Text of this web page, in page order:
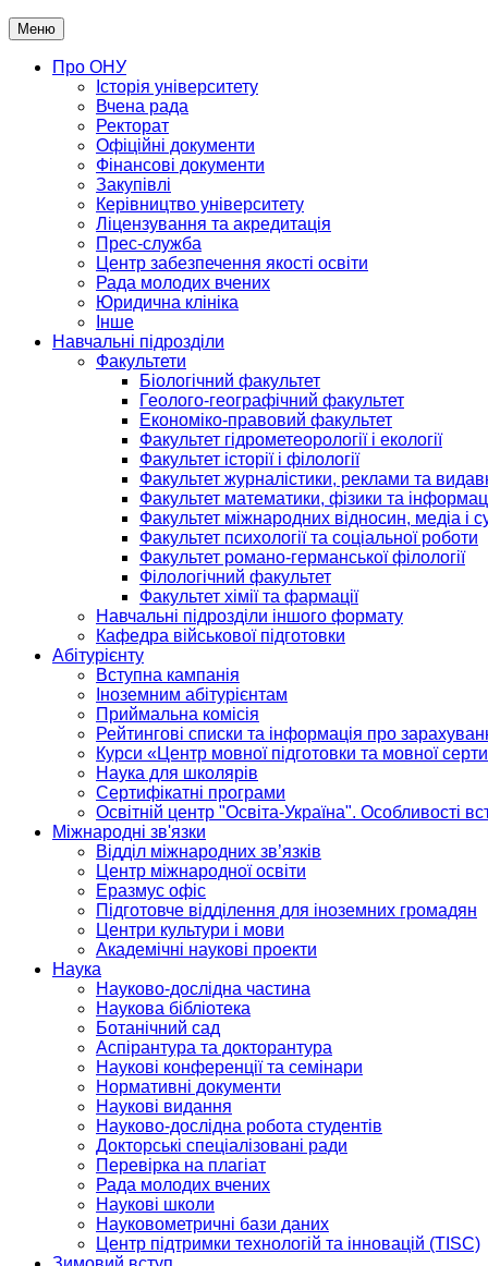
Меню
Про ОНУ
Історія університету
Вчена рада
Ректорат
Офіційні документи
Фінансові документи
Закупівлі
Керівництво університету
Ліцензування та акредитація
Прес-служба
Центр забезпечення якості освіти
Рада молодих вчених
Юридична клініка
Інше
Навчальні підрозділи
Факультети
Біологічний факультет
Геолого-географічний факультет
Економіко-правовий факультет
Факультет гідрометеорології і екології
Факультет історії і філології
Факультет журналістики, реклами та
Факультет математики, фізики та
Факультет міжнародних відносин, медіа і
Факультет психології та соціальної роботи
Факультет романо-германської філології
Філологічний факультет
Факультет хімії та фармації
Навчальні підрозділи іншого формату
Кафедра військової підготовки
Абітурієнту
Вступна кампанія
Іноземним абітурієнтам
Приймальна комісія
Рейтингові списки та інформація про
Курси «Центр мовної підготовки та мовної
Наука для школярів
Сертифікатні програми
Освітній центр "Освіта-Україна". Особливості
Міжнародні зв'язки
Відділ міжнародних зв’язків
Центр міжнародної освіти
Еразмус офіс
Підготовче відділення для іноземних громадян
Центри культури і мови
Академічні наукові проекти
Наука
Науково-дослідна частина
Наукова бібліотека
Ботанічний сад
Аспірантура та докторантура
Наукові конференції та семінари
Нормативні документи
Наукові видання
Науково-дослідна робота студентів
Докторські спеціалізовані ради
Перевірка на плагіат
Рада молодих вчених
Наукові школи
Науковометричні бази даних
Центр підтримки технологій та інновацій (TISC)